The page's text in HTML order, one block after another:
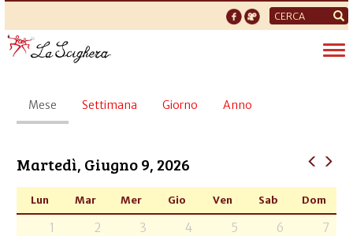
Form
di
ricerca
Schede
primarie
Mese (scheda
attiva)
Settimana Giorno Anno
Martedì, Giugno 9, 2026
Lun Mar Mer Gio Ven Sab Dom
1 2 3 4 5 6 7